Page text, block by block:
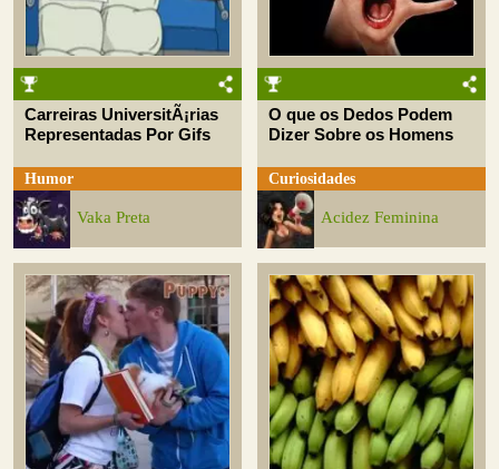
Carreiras UniversitÃ¡rias
Representadas Por Gifs
Humor
Vaka Preta
O que os Dedos Podem
Dizer Sobre os Homens
Curiosidades
Acidez Feminina